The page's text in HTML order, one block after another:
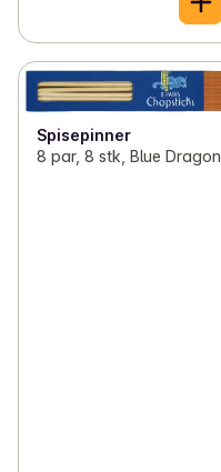
Spisepinner
8 par, 8 stk, Blue Dragon